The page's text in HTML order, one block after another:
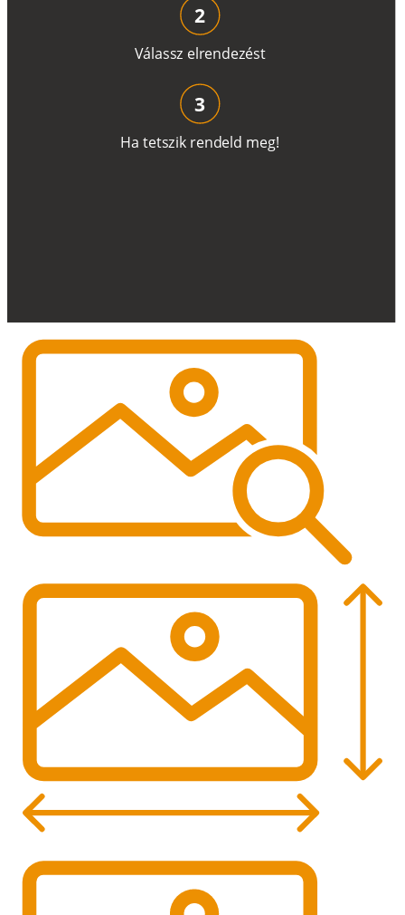
Válassz elrendezést
2
Ha tetszik rendeld meg!
3